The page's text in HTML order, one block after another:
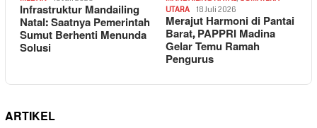
Infrastruktur Mandailing
Natal: Saatnya Pemerintah
Sumut Berhenti Menunda
Solusi
UTARA
18 Juli 2026
Merajut Harmoni di Pantai
Barat, PAPPRI Madina
Gelar Temu Ramah
Pengurus
ARTIKEL